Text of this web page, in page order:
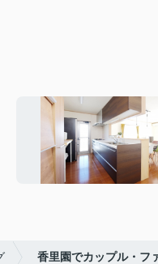
香里園でカップル・フ